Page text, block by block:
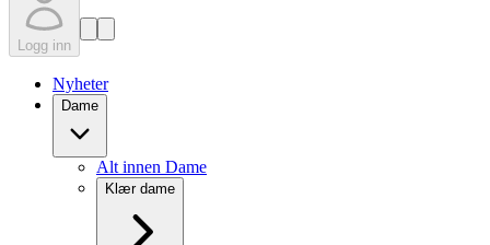
Logg inn
Nyheter
Dame
Alt innen Dame
Klær dame